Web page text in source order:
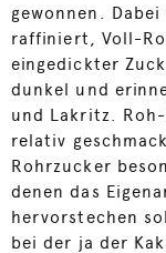
gewonnen.
raffiniert, Voll-
eingedickter
dunkel und
und Lakritz.
relativ
Rohrzucker
denen das
hervorstechen
bei der ja der